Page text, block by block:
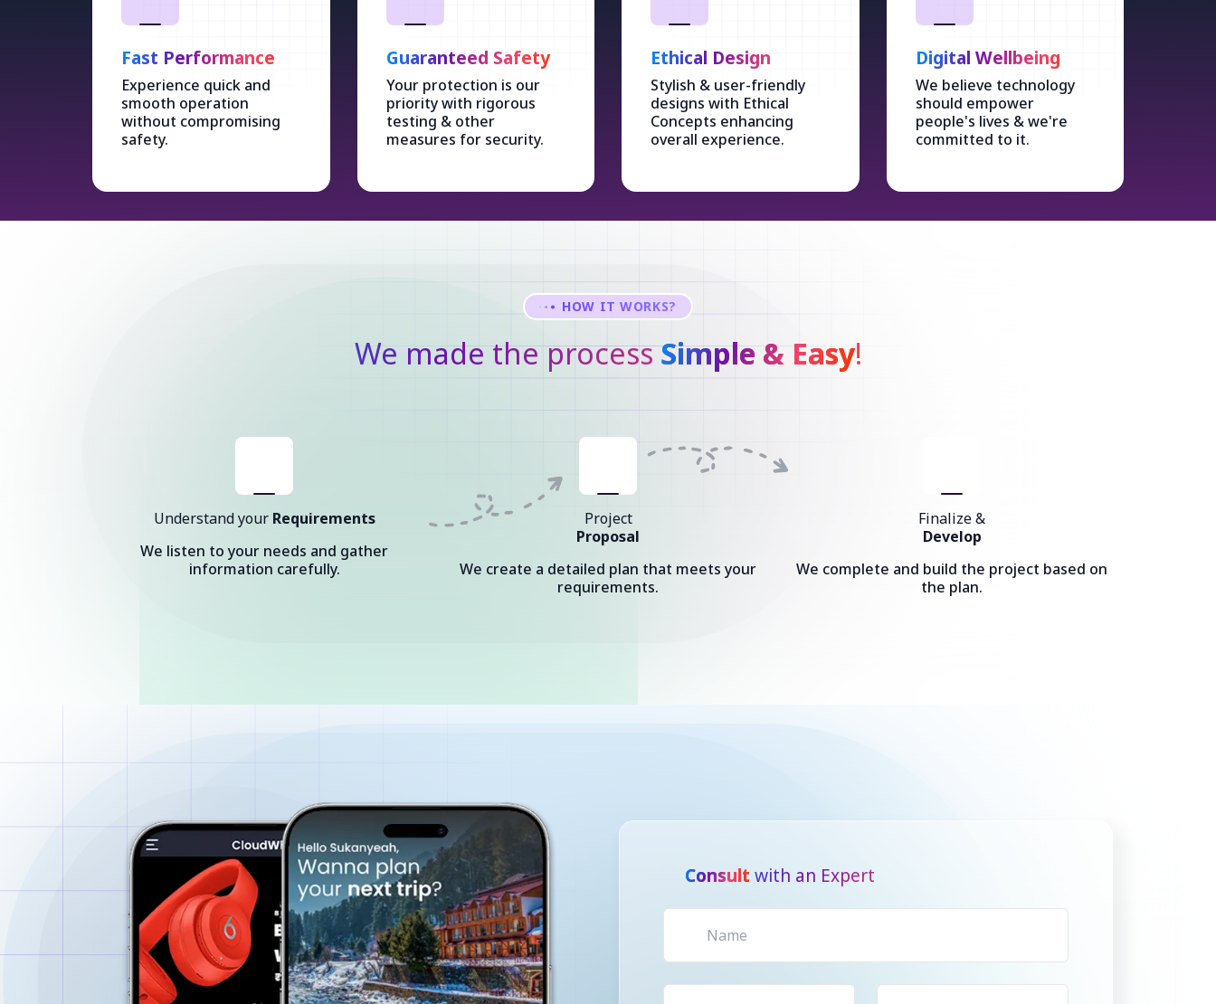
Fast Performance
Experience quick and
smooth operation
without compromising
safety.
Guaranteed Safety
Your protection is our
priority with rigorous
testing & other
measures for security.
Ethical Design
Stylish & user-friendly
designs with Ethical
Concepts enhancing
overall experience.
Digital Wellbeing
We believe technology
should empower
people's lives & we're
committed to it.
HOW IT WORKS?
We made the processSimple & Easy!
Understand your Requirements
We listen to your needs and gather
information carefully.
Project
Proposal
We create a detailed plan that meets your
requirements.
Finalize &
Develop
We complete and build the project based on
the plan.
Consult with an Expert